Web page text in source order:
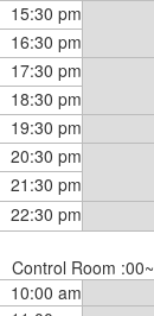
15:30 pm
16:30 pm
17:30 pm
18:30 pm
19:30 pm
20:30 pm
21:30 pm
22:30 pm
Control Room :00~
10:00 am